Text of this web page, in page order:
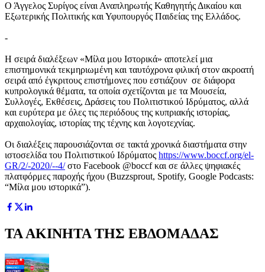
Ο Άγγελος Συρίγος είναι Αναπληρωτής Καθηγητής Δικαίου και
Εξωτερικής Πολιτικής και Υφυπουργός Παιδείας της Ελλάδος.
-
H σειρά διαλέξεων «Μίλα μου Ιστορικά» αποτελεί μια
επιστημονικά τεκμηριωμένη και ταυτόχρονα φιλική στον ακροατή
σειρά από έγκριτους επιστήμονες που εστιάζουν σε διάφορα
κυπρολογικά θέματα, τα οποία σχετίζονται με τα Μουσεία,
Συλλογές, Εκθέσεις, Δράσεις του Πολιτιστικού Ιδρύματος, αλλά
και ευρύτερα με όλες τις περιόδους της κυπριακής ιστορίας,
αρχαιολογίας, ιστορίας της τέχνης και λογοτεχνίας.
Οι διαλέξεις παρουσιάζονται σε τακτά χρονικά διαστήματα στην
ιστοσελίδα του Πολιτιστικού Ιδρύματος https://www.boccf.org/el-
GR/2/-2020/--4/στο Facebook @boccf και σε άλλες ψηφιακές
πλατφόρμες παροχής ήχου (Buzzsprout, Spotify, Google Podcasts:
“Μίλα μου ιστορικά”).
ΤΑ ΑΚΙΝΗΤΑ ΤΗΣ ΕΒΔΟΜΑΔΑΣ